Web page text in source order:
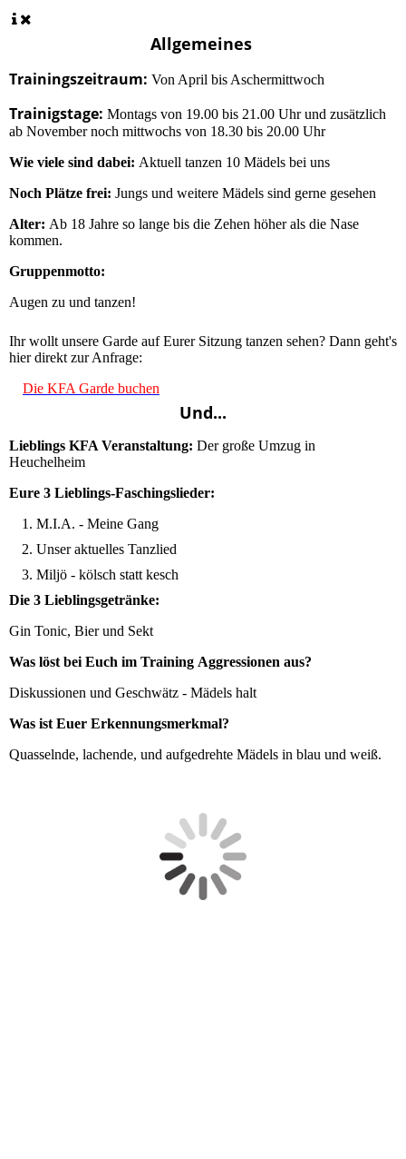
Allgemeines
Trainingszeitraum: Von April bis Aschermittwoch
Trainigstage: Montags von 19.00 bis 21.00 Uhr und zusätzlich
ab November noch mittwochs von 18.30 bis 20.00 Uhr
Wie viele sind dabei: Aktuell tanzen 10 Mädels bei uns
Noch Plätze frei: Jungs und weitere Mädels sind gerne gesehen
Alter: Ab 18 Jahre so lange bis die Zehen höher als die Nase
kommen.
Gruppenmotto:
Augen zu und tanzen!
Ihr wollt unsere Garde auf Eurer Sitzung tanzen sehen? Dann geht's
hier direkt zur Anfrage:
Die KFA Garde buchen
Und...
Lieblings KFA Veranstaltung: Der große Umzug in
Heuchelheim
Eure 3 Lieblings-Faschingslieder:
M.I.A. - Meine Gang
Unser aktuelles Tanzlied
Miljö - kölsch statt kesch
Die 3 Lieblingsgetränke:
Gin Tonic, Bier und Sekt
Was löst bei Euch im Training Aggressionen aus?
Diskussionen und Geschwätz - Mädels halt
Was ist Euer Erkennungsmerkmal?
Quasselnde, lachende, und aufgedrehte Mädels in blau und weiß.